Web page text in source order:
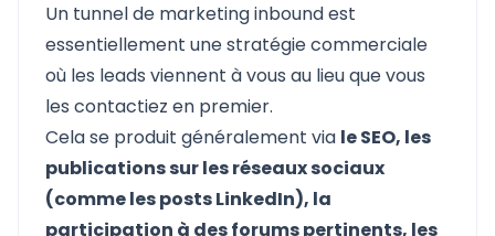
Un tunnel de marketing inbound est
essentiellement une stratégie commerciale
où les leads viennent à vous au lieu que vous
les contactiez en premier.
Cela se produit généralement via le SEO, les
publications sur les réseaux sociaux
(comme les posts LinkedIn), la
participation à des forums pertinents, les